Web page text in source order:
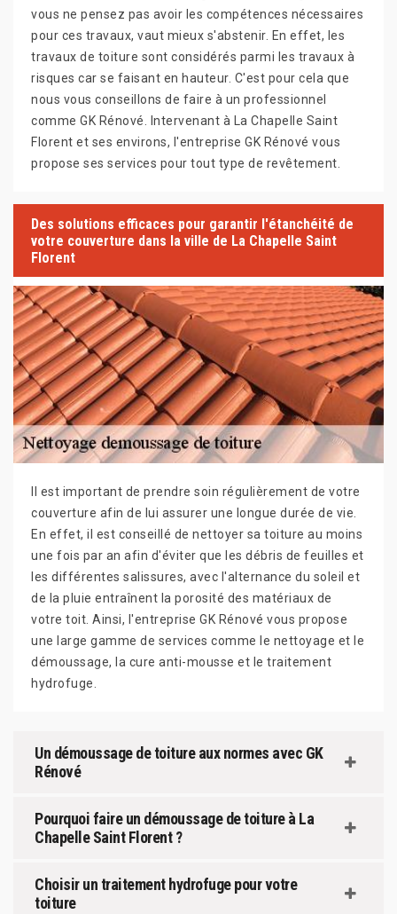
vous ne pensez pas avoir les compétences nécessaires
pour ces travaux, vaut mieux s'abstenir. En effet, les
travaux de toiture sont considérés parmi les travaux à
risques car se faisant en hauteur. C'est pour cela que
nous vous conseillons de faire à un professionnel
comme GK Rénové. Intervenant à La Chapelle Saint
Florent et ses environs, l'entreprise GK Rénové vous
propose ses services pour tout type de revêtement.
Des solutions efficaces pour garantir l'étanchéité de
votre couverture dans la ville de La Chapelle Saint
Florent
Il est important de prendre soin régulièrement de votre
couverture afin de lui assurer une longue durée de vie.
En effet, il est conseillé de nettoyer sa toiture au moins
une fois par an afin d'éviter que les débris de feuilles et
les différentes salissures, avec l'alternance du soleil et
de la pluie entraînent la porosité des matériaux de
votre toit. Ainsi, l'entreprise GK Rénové vous propose
une large gamme de services comme le nettoyage et le
démoussage, la cure anti-mousse et le traitement
hydrofuge.
Un démoussage de toiture aux normes avec GK
Rénové
Pourquoi faire un démoussage de toiture à La
Chapelle Saint Florent ?
Choisir un traitement hydrofuge pour votre
toiture